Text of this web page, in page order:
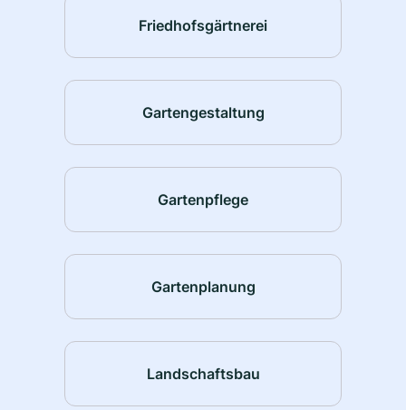
Friedhofsgärtnerei
Gartengestaltung
Gartenpflege
Gartenplanung
Landschaftsbau